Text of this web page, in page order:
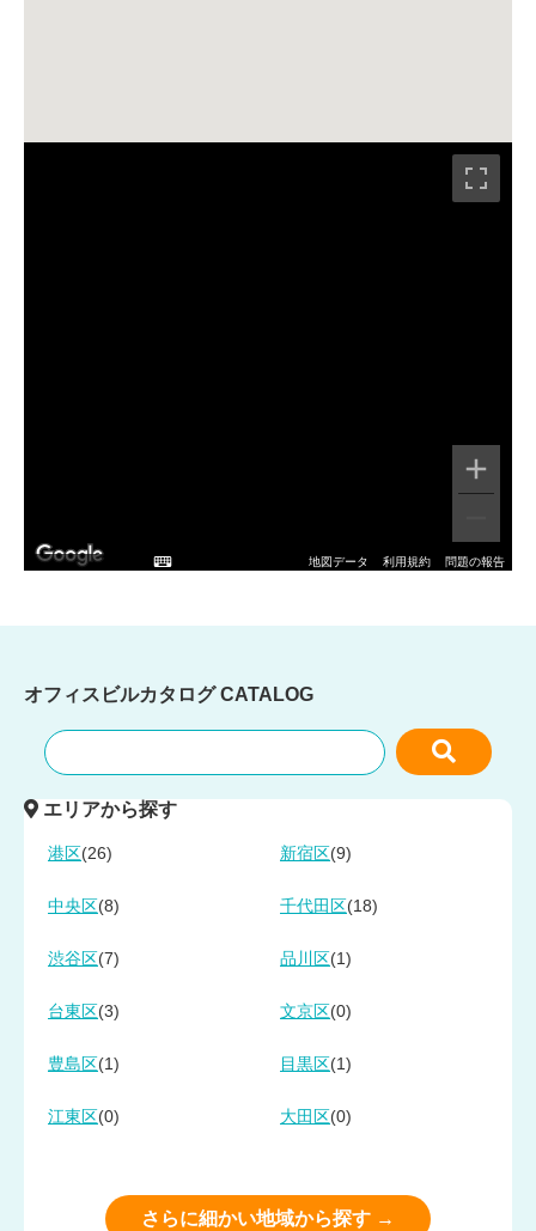
地図データ 利用規約 問題の報告
オフィスビルカタログCATALOG
エリアから探す
港区 (26) 新宿区 (9)
中央区 (8) 千代田区 (18)
渋谷区 (7) 品川区 (1)
台東区 (3) 文京区 (0)
豊島区 (1) 目黒区 (1)
江東区 (0) 大田区 (0)
さらに細かい地域から探す →